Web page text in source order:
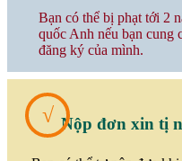
Bạn có thể bị phạt tới 2
quốc Anh nếu bạn cung
đăng ký của mình.
√ Nộp đơn xin tị